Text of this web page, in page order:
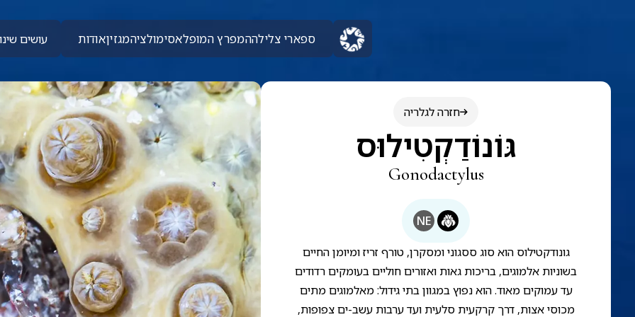
ספארי צלילההמפרץ המופלאסימולציהמגזיןאודות עושים
חזרה לגלריה
גּוֹנוֹדַקְטִילוּס
Gonodactylus
NE
גונודקטילוס הוא סוג ססגוני ומסקרן, טורף זריז ומיומן החיים
בשוניות אלמוגים, בריכות גאות ואזורים חוליים בעומקים רדודים
עד עמוקים מאוד. הוא נפוץ במגוון בתי גידול: מאלמוגים מתים
מכוסי אצות, דרך קרקעית סלעית ועד ערבות עשב-ים צפופות,